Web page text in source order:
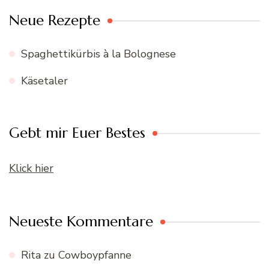
Neue Rezepte
Spaghettikürbis à la Bolognese
Käsetaler
Gebt mir Euer Bestes
Klick hier
Neueste Kommentare
Rita zu Cowboypfanne